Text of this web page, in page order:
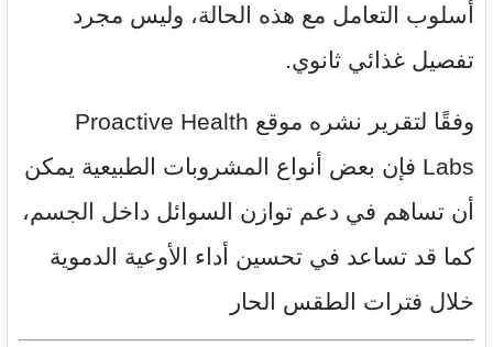
أسلوب التعامل مع هذه الحالة، وليس مجرد
تفصيل غذائي ثانوي.
وفقًا لتقرير نشره موقع Proactive Health
Labs فإن بعض أنواع المشروبات الطبيعية يمكن
أن تساهم في دعم توازن السوائل داخل الجسم،
كما قد تساعد في تحسين أداء الأوعية الدموية
خلال فترات الطقس الحار